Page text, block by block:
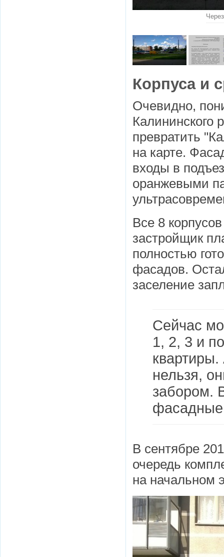
Корпуса и
Очевидно,
превратить
на карте.
входы в
оранжевыми
Все 8
застройщик
полностью
фасадов.
заселение
Сейчас
1, 2, 3 и
нельзя,
забором.
В сентябре
очередь
на начальном